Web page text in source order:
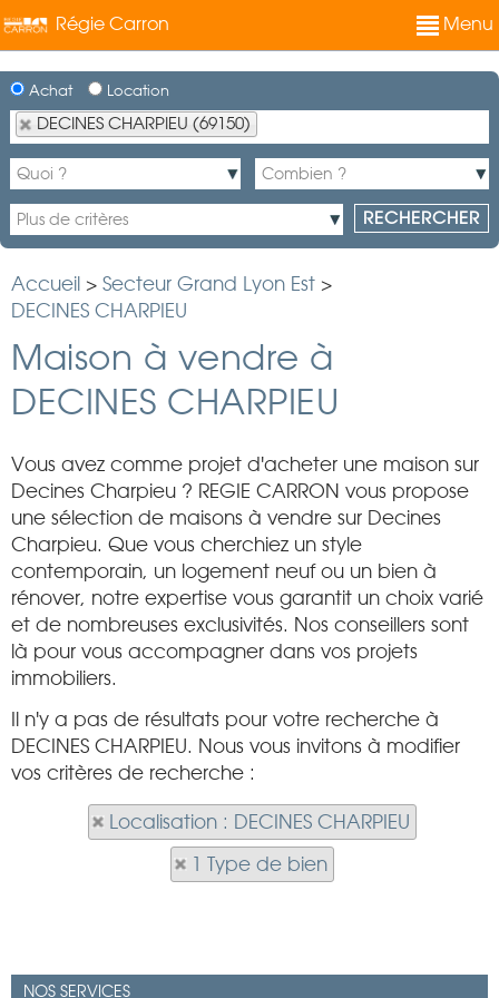
Régie Carron Menu
Achat Location
DECINES CHARPIEU (69150)
Accueil > Secteur Grand Lyon Est >
DECINES CHARPIEU
Maison à vendre à
DECINES CHARPIEU
Vous avez comme projet d'acheter une maison sur
Decines Charpieu ? REGIE CARRON vous propose
une sélection de maisons à vendre sur Decines
Charpieu. Que vous cherchiez un style
contemporain, un logement neuf ou un bien à
rénover, notre expertise vous garantit un choix varié
et de nombreuses exclusivités. Nos conseillers sont
là pour vous accompagner dans vos projets
immobiliers.
Il n'y a pas de résultats pour votre recherche à
DECINES CHARPIEU. Nous vous invitons à modifier
vos critères de recherche :
Localisation : DECINES CHARPIEU
1 Type de bien
NOS SERVICES